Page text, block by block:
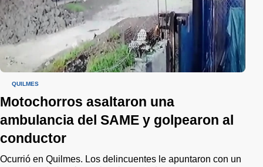
QUILMES
Motochorros asaltaron una
ambulancia del SAME y golpearon al
conductor
Ocurrió en Quilmes. Los delincuentes le apuntaron con un